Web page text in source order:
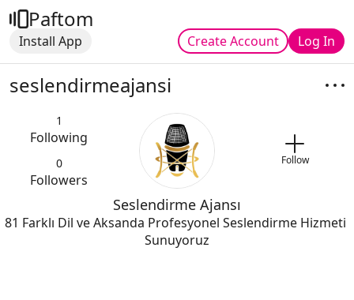
Paftom
Install App Create Account Log In
seslendirmeajansi
1
Following
0
Followers
Follow
Seslendirme Ajansı
81 Farklı Dil ve Aksanda Profesyonel Seslendirme Hizmeti
Sunuyoruz